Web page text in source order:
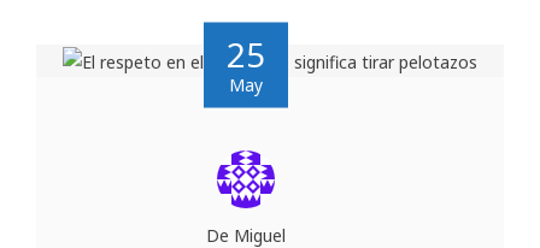
25
May
De Miguel